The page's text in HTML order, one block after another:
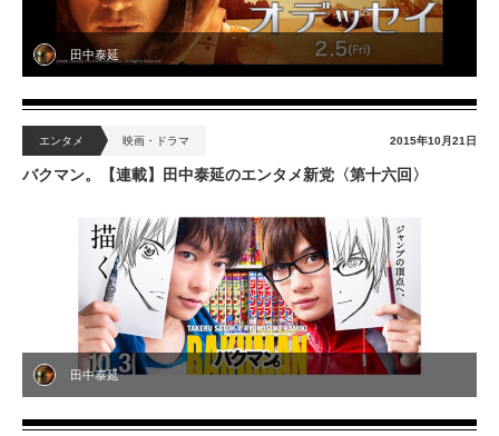
田中泰延
エンタメ 映画・ドラマ 2015年10月21日
バクマン。【連載】田中泰延のエンタメ新党〈第十六回〉
田中泰延